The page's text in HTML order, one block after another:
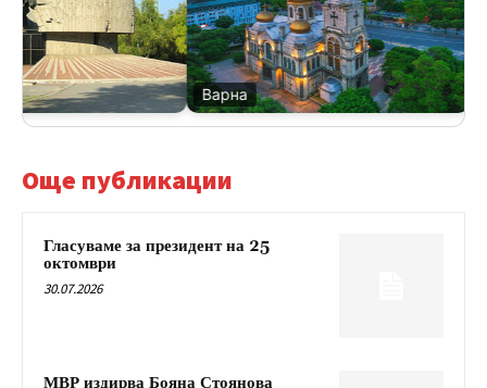
Варна
Още публикации
Гласуваме за президент на 25
октомври
30.07.2026
МВР издирва Бояна Стоянова